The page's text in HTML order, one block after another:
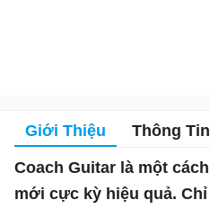
Giới Thiệu Thông Tin
Coach Guitar là một
mới cực kỳ hiệu quả.